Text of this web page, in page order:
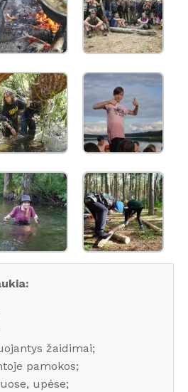
žaidimai;
pamokos;
upėse;